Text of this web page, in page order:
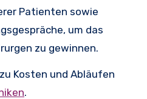
Patienten sowie
um das
zu gewinnen.
Kosten und Abläufen
.